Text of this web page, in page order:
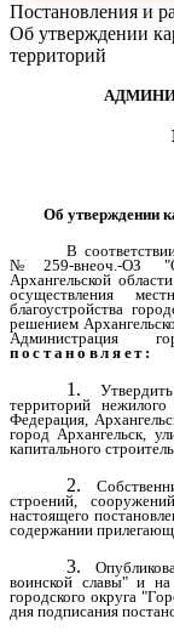
Постановления и
Об утверждении
территорий
Об утверждении
В
№259-внеоч.-ОЗ "О
Архангельской
осуществления
благоустройства
решением
Администрация
постановляет:
1.
территорий
Федерация,
город Архангельск,
капитального
2.
строений,
настоящего
содержании
3.
воинской славы" и на
городского округа
дня подписания